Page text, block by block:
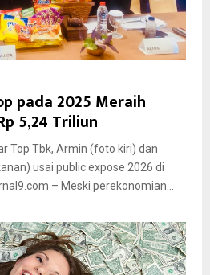
pada 2025 Meraih
5,24 Triliun
Top Tbk, Armin (foto kiri) dan
usai public expose 2026 di
– Meski perekonomian...